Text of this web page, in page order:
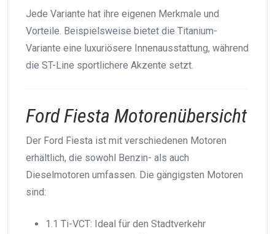
Jede Variante hat ihre eigenen Merkmale und
Vorteile. Beispielsweise bietet die Titanium-
Variante eine luxuriösere Innenausstattung, während
die ST-Line sportlichere Akzente setzt.
Ford Fiesta Motorenübersicht
Der Ford Fiesta ist mit verschiedenen Motoren
erhältlich, die sowohl Benzin- als auch
Dieselmotoren umfassen. Die gängigsten Motoren
sind:
1.1 Ti-VCT: Ideal für den Stadtverkehr